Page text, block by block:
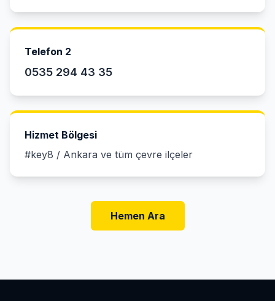
Telefon 2
0535 294 43 35
Hizmet Bölgesi
#key8 / Ankara ve tüm çevre ilçeler
Hemen Ara